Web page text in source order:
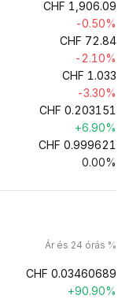
CHF 1,906.09
-0.50%
CHF 72.84
-2.10%
CHF 1.033
-3.30%
CHF 0.203151
+6.90%
CHF 0.999621
0.00%
Ár és 24 órás %
CHF 0.03460689
+90.90%